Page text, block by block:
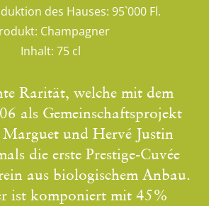
des Hauses: 95`000 Fl.
Champagner
Inhalt: 75 cl
Rarität, welche mit dem
als Gemeinschaftsprojekt
und Hervé Justin
die erste Prestige-Cuvée
aus biologischem Anbau.
ist komponiert mit 45%